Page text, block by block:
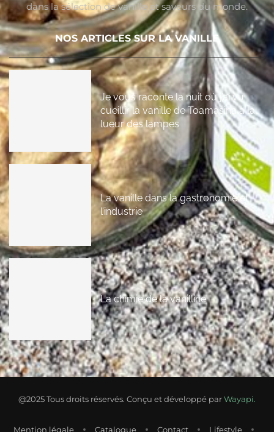
dans la sélection de vanille et saveurs du monde.
NOS ARTICLES SUR LA VANILLE
Je vous raconte la nuit où j’ai vu
cueillir la vanille de Toamasina à la
lueur des lampes
La vanille dans la gastronomie et
l’industrie
La chimie de la vanilline
@2025 Tous droits réservés. Conçu et développé parWayapi.
Mention légale Catalogue Contact Lifestyle